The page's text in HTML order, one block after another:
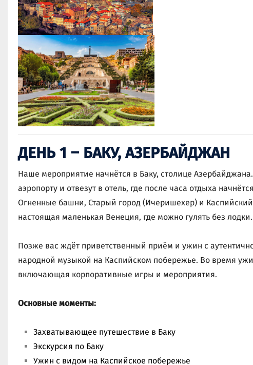
ДЕНЬ 1 – БАКУ, АЗЕРБАЙДЖАН
Наше мероприятие начнётся в Баку, столице
аэропорту и отвезут в отель, где после часа отдыха
Огненные башни, Старый город (Ичеришехер) и
настоящая маленькая Венеция, где можно гулять без лодки.
Позже вас ждёт приветственный приём и ужин с
народной музыкой на Каспийском побережье. Во время
включающая корпоративные игры и мероприятия.
Основные моменты:
Захватывающее путешествие в Баку
Экскурсия по Баку
Ужин с видом на Каспийское побережье